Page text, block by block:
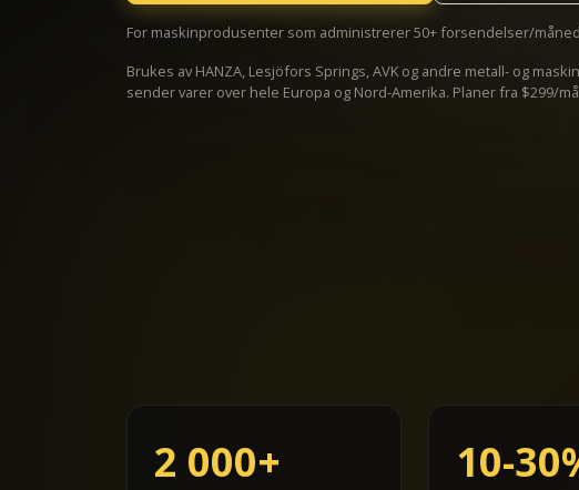
For maskinprodusenter som administrerer 50+ forsendelser/måned
Brukes av HANZA, Lesjöfors Springs, AVK og andre metall- og
sender varer over hele Europa og Nord-Amerika. Planer fra $299/
2 000+ 10-